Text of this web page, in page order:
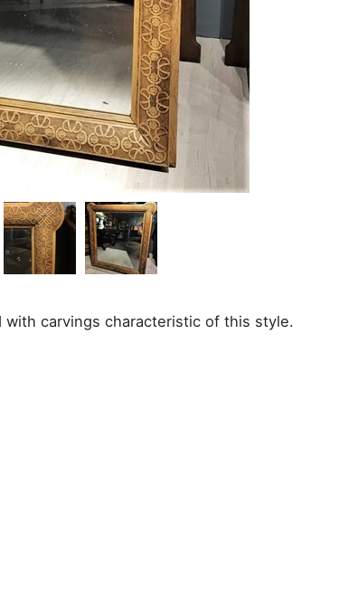
carvings characteristic of this style.